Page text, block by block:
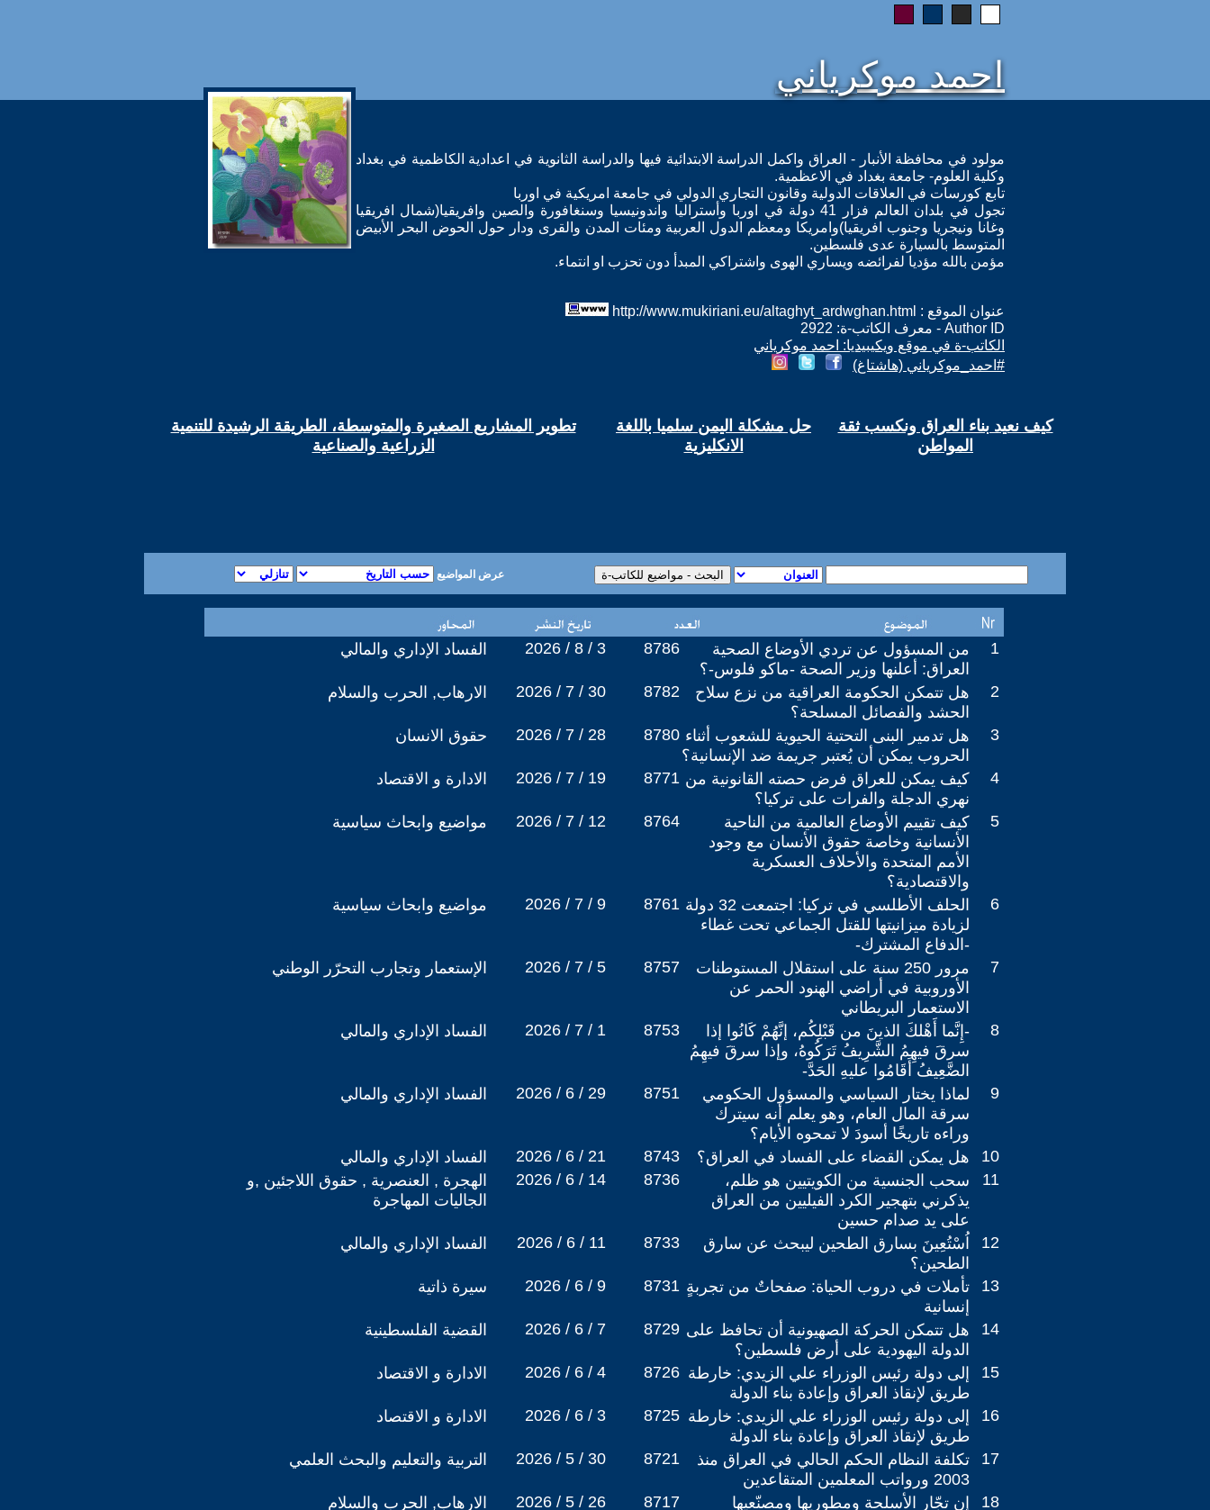
احمد موكرياني
مولود في محافظة الأنبار - العراق واكمل الدراسة الابتدائية فيها والدراسة الثانوية في اعدادية الكاظمية في بغداد
وكلية العلوم- جامعة بغداد في الاعظمية.
تابع كورسات في العلاقات الدولية وقانون التجاري الدولي في جامعة امريكية في اوربا
تجول في بلدان العالم فزار 41 دولة في اوربا وأستراليا واندونيسيا وسنغافورة والصين وافريقيا(شمال افريقيا
وغانا ونيجريا وجنوب افريقيا)وامريكا ومعظم الدول العربية ومئات المدن والقرى ودار حول الحوض البحر الأبيض
المتوسط بالسيارة عدى فلسطين.
مؤمن بالله مؤديا لفرائضه ويساري الهوى واشتراكي المبدأ دون تحزب او انتماء.
عنوان الموقع : http://www.mukiriani.eu/altaghyt_ardwghan.html
Author ID - معرف الكاتب-ة: 2922
الكاتب-ة في موقع ويكيبيديا: احمد موكرياني
#احمد_موكرياني (هاشتاغ)
تطوير المشاريع الصغيرة والمتوسطة، الطريقة الرشيدة للتنمية
الزراعية والصناعية
حل مشكلة اليمن سلميا باللغة
الانكليزية
كيف نعيد بناء العراق ونكسب ثقة
المواطن
عرض المواضيع
الفساد الإداري والمالي 2026 / 8 / 3 8786
من المسؤول عن تردي الأوضاع الصحية
العراق: أعلنها وزير الصحة -ماكو فلوس-؟
1
الارهاب, الحرب والسلام 2026 / 7 / 30 8782
هل تتمكن الحكومة العراقية من نزع سلاح
الحشد والفصائل المسلحة؟
2
حقوق الانسان 2026 / 7 / 28 8780 هل تدمير البنى التحتية الحيوية للشعوب أثناء
الحروب يمكن أن يُعتبر جريمة ضد الإنسانية؟
3
الادارة و الاقتصاد 2026 / 7 / 19 8771 كيف يمكن للعراق فرض حصته القانونية من
نهري الدجلة والفرات على تركيا؟
4
مواضيع وابحاث سياسية 2026 / 7 / 12 8764
كيف تقييم الأوضاع العالمية من الناحية
الأنسانية وخاصة حقوق الأنسان مع وجود
الأمم المتحدة والأحلاف العسكرية
والاقتصادية؟
5
مواضيع وابحاث سياسية 2026 / 7 / 9 8761 الحلف الأطلسي في تركيا: اجتمعت 32 دولة
لزيادة ميزانيتها للقتل الجماعي تحت غطاء
-الدفاع المشترك-
6
الإستعمار وتجارب التحرّر الوطني 2026 / 7 / 5 8757
مرور 250 سنة على استقلال المستوطنات
الأوروبية في أراضي الهنود الحمر عن
الاستعمار البريطاني
7
الفساد الإداري والمالي 2026 / 7 / 1 8753
-إِنَّما أَهْلكَ الذينَ من قَبْلِكُم، إنَّهُمْ كَانُوا إذا
سرقَ فيهِمُ الشَّرِيفُ تَرَكُوهُ، وإذا سرقَ فيهِمُ
الضَّعِيفُ أَقَامُوا عليهِ الحَدَّ-
8
الفساد الإداري والمالي 2026 / 6 / 29 8751
لماذا يختار السياسي والمسؤول الحكومي
سرقة المال العام، وهو يعلم أنه سيترك
وراءه تاريخًا أسودَ لا تمحوه الأيام؟
9
الفساد الإداري والمالي 2026 / 6 / 21 8743 هل يمكن القضاء على الفساد في العراق؟
10
الهجرة , العنصرية , حقوق اللاجئين ,و
الجاليات المهاجرة
2026 / 6 / 14 8736
سحب الجنسية من الكويتيين هو ظلم،
يذكرني بتهجير الكرد الفيليين من العراق
على يد صدام حسين
11
الفساد الإداري والمالي 2026 / 6 / 11 8733
اُسْتُعِينَ بسارق الطحين ليبحث عن سارق
الطحين؟
12
سيرة ذاتية 2026 / 6 / 9 8731 تأملات في دروب الحياة: صفحاتٌ من تجربةٍ
إنسانية
13
القضية الفلسطينية 2026 / 6 / 7 8729 هل تتمكن الحركة الصهيونية أن تحافظ على
الدولة اليهودية على أرض فلسطين؟
14
الادارة و الاقتصاد 2026 / 6 / 4 8726 إلى دولة رئيس الوزراء علي الزيدي: خارطة
طريق لإنقاذ العراق وإعادة بناء الدولة
15
الادارة و الاقتصاد 2026 / 6 / 3 8725 إلى دولة رئيس الوزراء علي الزيدي: خارطة
طريق لإنقاذ العراق وإعادة بناء الدولة
16
التربية والتعليم والبحث العلمي 2026 / 5 / 30 8721
تكلفة النظام الحكم الحالي في العراق منذ
2003 ورواتب المعلمين المتقاعدين
17
الارهاب, الحرب والسلام 2026 / 5 / 26 8717
إن تجّار الأسلحة ومطوريها ومصنّعيها
18